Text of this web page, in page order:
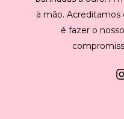
à mão. Acreditamos
é fazer o